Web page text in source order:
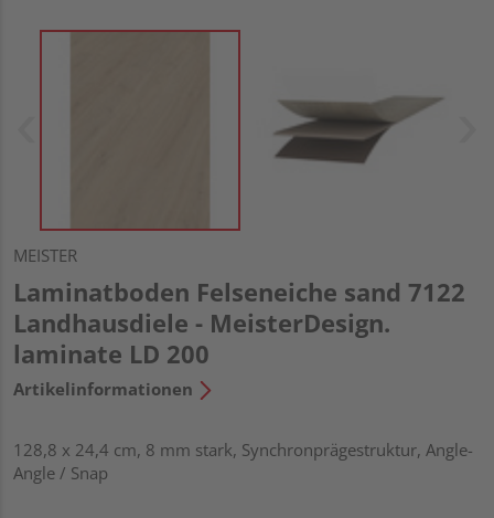
MEISTER
Laminatboden Felseneiche sand 7122
Landhausdiele - MeisterDesign.
laminate LD 200
Artikelinformationen
128,8 x 24,4 cm, 8 mm stark, Synchronprägestruktur, Angle-
Angle / Snap